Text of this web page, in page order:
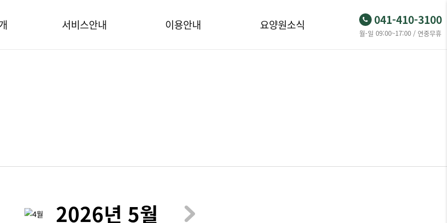
서비스안내 이용안내 요양원소식 041-410-3100
월-일 09:00~17:00 / 연중무휴
2026년 5월